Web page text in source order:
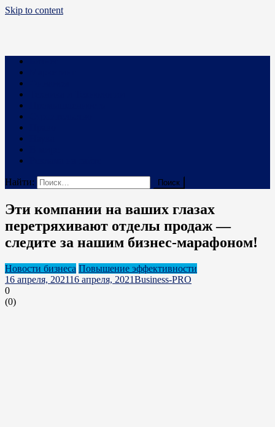
Skip to content
Business PRO
Новости про бизнес и не только
Найти:
Эти компании на ваших глазах
перетряхивают отделы продаж —
следите за нашим бизнес-марафоном!
Новости бизнеса Повышение эффективности
16 апреля, 202116 апреля, 2021Business-PRO
0
(0)